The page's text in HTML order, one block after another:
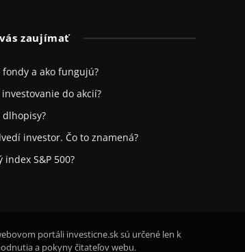
zaujímať
fondy a ako fungujú?
do akcií?
investor. Čo to znamená?
index S&P 500?
portáli investicne.sk sú určené len k
a pokyny čitateľov webu.